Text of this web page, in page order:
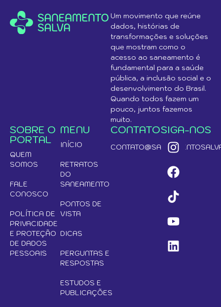
Um movimento que reúne
dados, histórias de
transformações e soluções
que mostram como o
acesso ao saneamento é
fundamental para a saúde
pública, a inclusão social e o
desenvolvimento do Brasil.
Quando todos fazem um
pouco, juntos fazemos
muito.
SOBRE O
PORTAL
QUEM
SOMOS
FALE
CONOSCO
POLÍTICA DE
PRIVACIDADE
E PROTEÇÃO
DE DADOS
PESSOAIS
MENU
INÍCIO
RETRATOS
DO
SANEAMENTO
PONTOS DE
VISTA
DICAS
PERGUNTAS E
RESPOSTAS
ESTUDOS E
PUBLICAÇÕES
CONTATOSIGA-NOS